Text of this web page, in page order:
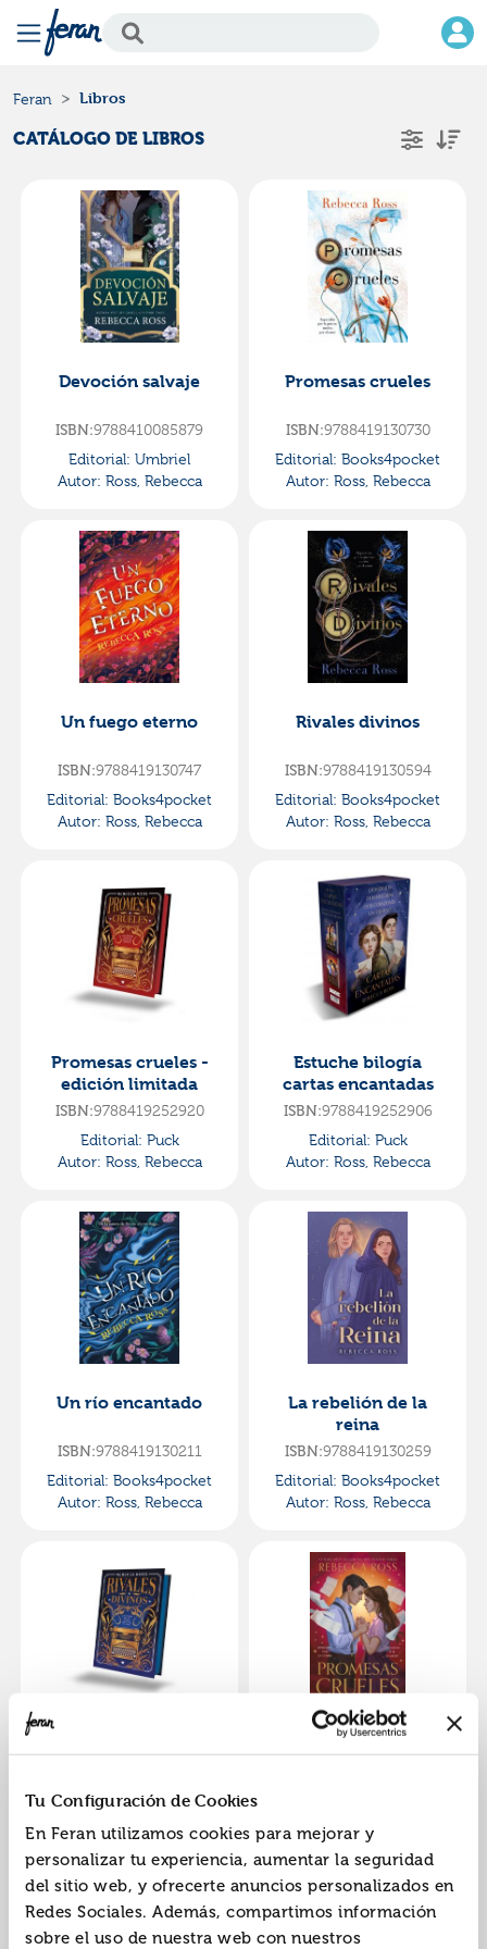
Tu Configuración de Cookies
En Feran utilizamos cookies para mejorar y
personalizar tu experiencia, aumentar la seguridad
del sitio web, y ofrecerte anuncios personalizados en
Redes Sociales. Además, compartimos información
sobre el uso de nuestra web con nuestros
Feran Libros
CATÁLOGO DE LIBROS
Devoción salvaje
ISBN:9788410085879
Editorial: Umbriel
Autor: Ross, Rebecca
Promesas crueles
ISBN:9788419130730
Editorial: Books4pocket
Autor: Ross, Rebecca
Un fuego eterno
ISBN:9788419130747
Editorial: Books4pocket
Autor: Ross, Rebecca
Rivales divinos
ISBN:9788419130594
Editorial: Books4pocket
Autor: Ross, Rebecca
Promesas crueles -
edición limitada
ISBN:9788419252920
Editorial: Puck
Autor: Ross, Rebecca
Estuche bilogía
cartas encantadas
ISBN:9788419252906
Editorial: Puck
Autor: Ross, Rebecca
Un río encantado
ISBN:9788419130211
Editorial: Books4pocket
Autor: Ross, Rebecca
La rebelión de la
reina
ISBN:9788419130259
Editorial: Books4pocket
Autor: Ross, Rebecca
ISBN: 9788419252913
Autor: Ross, Rebecca
Promesas crueles
Autor:Ross, Rebecca